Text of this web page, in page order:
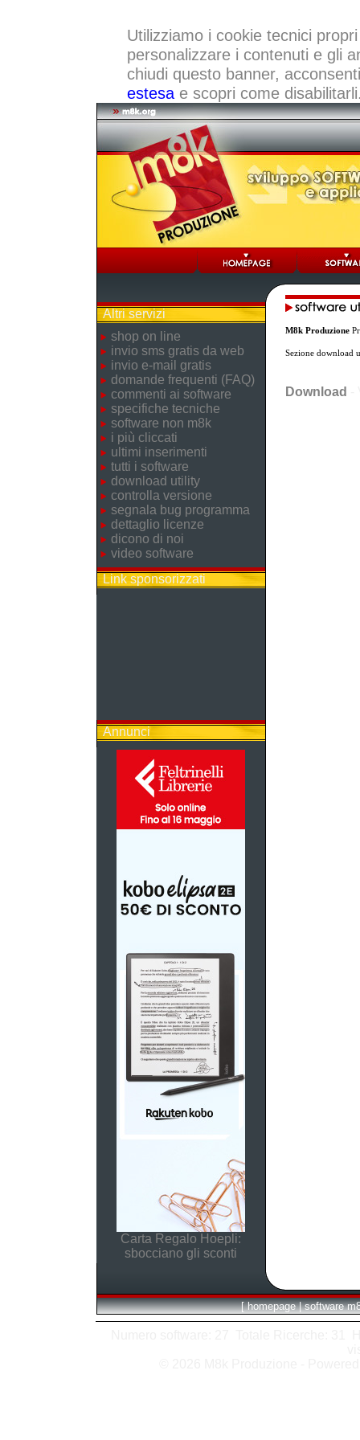
Utilizziamo i cookie tecnici
personalizzare i contenuti e gli
chiudi questo banner,
estesae scopri come
Altri servizi
shop on line
invio sms gratis da web
invio e-mail gratis
domande frequenti (FAQ)
commenti ai software
specifiche tecniche
software non m8k
i più cliccati
ultimi inserimenti
tutti i software
download utility
controlla versione
segnala bug programma
dettaglio licenze
dicono di noi
video software
Link sponsorizzati
Annunci
Carta Regalo Hoepli:
sbocciano gli sconti
M8k Produzione
Sezione download
Download
[ homepage | software